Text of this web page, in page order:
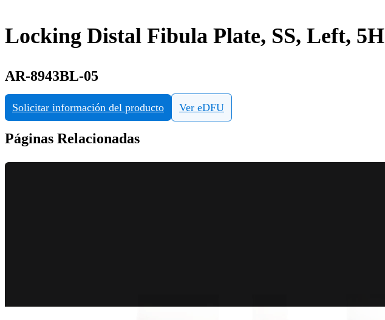
Locking Distal Fibula Plate, SS, Left, 5H
AR-8943BL-05
Solicitar información del producto Ver eDFU
Páginas Relacionadas